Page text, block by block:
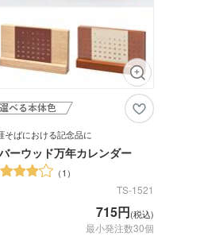
そばにおける記念品に
ーウッド万年カレンダー
1
TS-1521
715円(税込)
最小発注数30個